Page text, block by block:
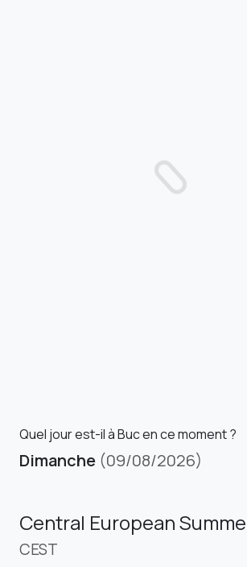
Quel jour est-il à Buc en ce moment ?
Dimanche (09/08/2026)
Central European
CEST